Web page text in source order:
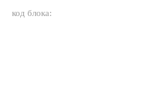
код блока: